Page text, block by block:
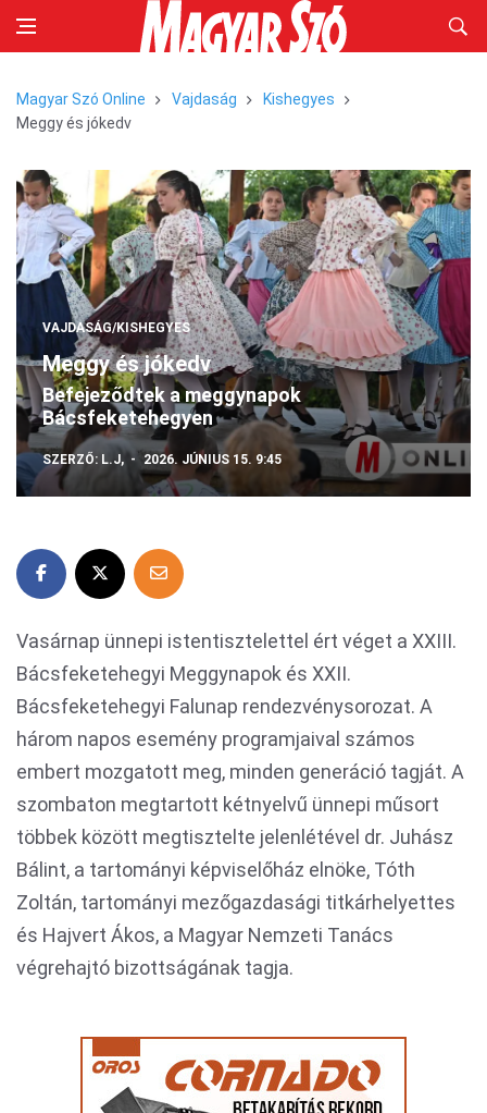
Magyar Szó Online Vajdaság
Kishegyes
Meggy és jókedv
VAJDASÁG/KISHEGYES
Meggy és jókedv
Befejeződtek a meggynapok
Bácsfeketehegyen
SZERZŐ: L.J, 2026. JÚNIUS 15. 9:45
Vasárnap ünnepi istentisztelettel ért véget a XXIII.
Bácsfeketehegyi Meggynapok és XXII.
Bácsfeketehegyi Falunap rendezvénysorozat. A
három napos esemény programjaival számos
embert mozgatott meg, minden generáció tagját. A
szombaton megtartott kétnyelvű ünnepi műsort
többek között megtisztelte jelenlétével dr. Juhász
Bálint, a tartományi képviselőház elnöke, Tóth
Zoltán, tartományi mezőgazdasági titkárhelyettes
és Hajvert Ákos, a Magyar Nemzeti Tanács
végrehajtó bizottságának tagja.